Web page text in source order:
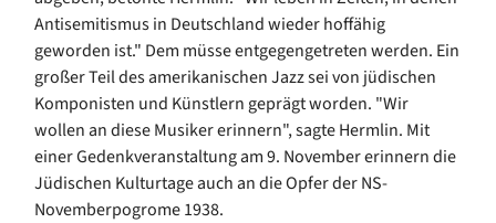
Antisemitismus in Deutschland wieder hoffähig
geworden ist." Dem müsse entgegengetreten werden. Ein
großer Teil des amerikanischen Jazz sei von jüdischen
Komponisten und Künstlern geprägt worden. "Wir
wollen an diese Musiker erinnern", sagte Hermlin. Mit
einer Gedenkveranstaltung am 9. November erinnern die
Jüdischen Kulturtage auch an die Opfer der NS-
Novemberpogrome 1938.